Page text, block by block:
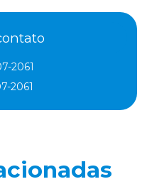
2061
2061